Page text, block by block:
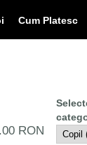
Cum Platesc
RON